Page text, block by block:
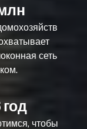
сеть
чтобы